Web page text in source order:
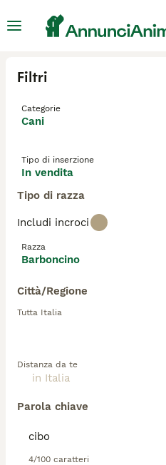
Filtri
Categorie
Cani
Tipo di inserzione
In vendita
Tipo di razza
Includi incroci
Razza
Barboncino
Città/Regione
Tutta Italia
Distanza da te
Parola chiave
4/100 caratteri